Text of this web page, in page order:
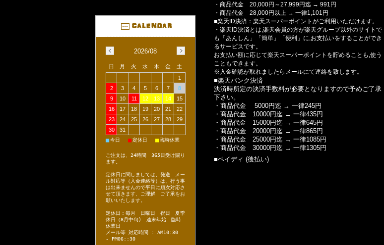
・商品代金 20,000円～27,999円迄 → 991円
・商品代金 28,000円以上 → 一律1,101円
■楽天ID決済：楽天スーパーポイントがご利用いただけます。
・楽天ID決済とは,楽天会員の方が楽天グループ以外のサイトで
も「あんしん」「簡単」「便利」に,お支払いをすることができ
るサービスです。
お支払い額に応じて楽天スーパーポイントを貯めることも,使う
こともできます。
※入金確認が取れましたらメールにて連絡を致します。
■楽天バンク決済
決済時所定の決済手数料が必要となりますので予めご了承
下さい。
・商品代金 5000円迄 → 一律245円
・商品代金 10000円迄 → 一律435円
・商品代金 15000円迄 → 一律645円
・商品代金 20000円迄 → 一律865円
・商品代金 25000円迄 → 一律1085円
・商品代金 30000円迄 → 一律1305円
■ペイディ (後払い)
2026/08
日 月 火 水 木 金
土
1
2
3 4 5 6 7
8
9
10 11 12 13 14
15
16
17 18 19 20 21
22
23
24 25 26 27 28
29
30
31
■今日 ■定休日 ■臨時休業
ご注文は、24時間 365日受け賜り
ます。
定休日に関しましては、発送 メー
ル対応等（入金連絡等）は、行う事
は出来ませんので平日に順次対応さ
せて頂きます、ご理解 ご了承をお
願いいたします。
定休日：毎月 日曜日 祝日 夏季
休日（8月中旬) 連末年始 臨時
休業日
メール等 対応時間 : AM10:30
- PM06::30